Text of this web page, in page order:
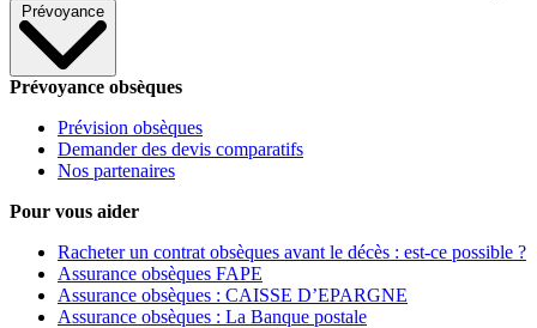
Prévoyance
Prévoyance obsèques
Prévision obsèques
Demander des devis comparatifs
Nos partenaires
Pour vous aider
Racheter un contrat obsèques avant le décès : est-ce possible ?
Assurance obsèques FAPE
Assurance obsèques : CAISSE D’EPARGNE
Assurance obsèques : La Banque postale